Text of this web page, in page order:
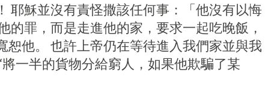
耶穌並沒有責怪撒該任何事：「他沒有以悔
的罪，而是走進他的家，要求一起吃晚飯，
他。 也許上帝仍在等待進入我們家並與我
一半的貨物分給窮人，如果他欺騙了某